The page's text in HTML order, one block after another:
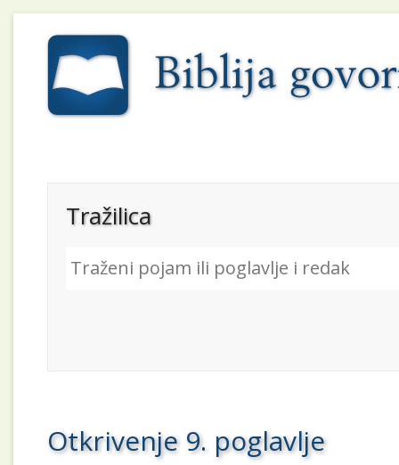
Tražilica
Otkrivenje 9. poglavlje